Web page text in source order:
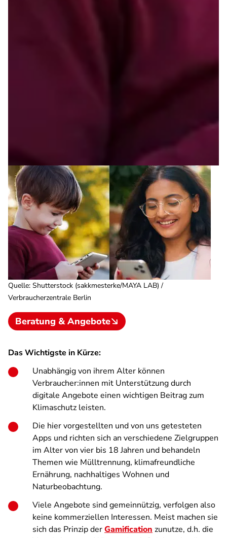
Quelle: Shutterstock (sakkmesterke/MAYA LAB) /
Verbraucherzentrale Berlin
Beratung & Angebote
Das Wichtigste in Kürze:
Unabhängig von ihrem Alter können
Verbraucher:innen mit Unterstützung durch
digitale Angebote einen wichtigen Beitrag zum
Klimaschutz leisten.
Die hier vorgestellten und von uns getesteten
Apps und richten sich an verschiedene Zielgruppen
im Alter von vier bis 18 Jahren und behandeln
Themen wie Mülltrennung, klimafreundliche
Ernährung, nachhaltiges Wohnen und
Naturbeobachtung.
Viele Angebote sind gemeinnützig, verfolgen also
keine kommerziellen Interessen. Meist machen sie
sich das Prinzip derGamification zunutze, d.h. die